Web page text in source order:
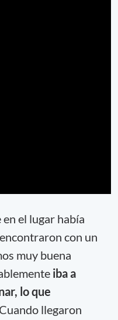
el lugar había
con un
muy buena
iba a
lo que
llegaron